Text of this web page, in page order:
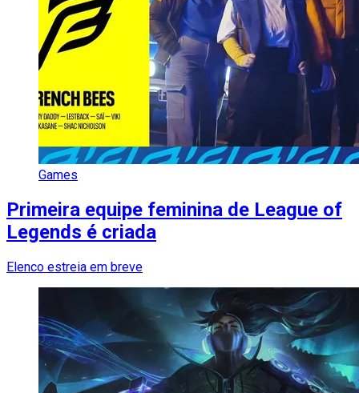
Games
Primeira equipe feminina de League of
Legends é criada
Elenco estreia em breve